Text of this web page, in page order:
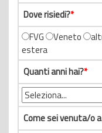
Dove risiedi?*
FVG
Veneto
estera
Quanti anni hai?*
Come sei venuta/o